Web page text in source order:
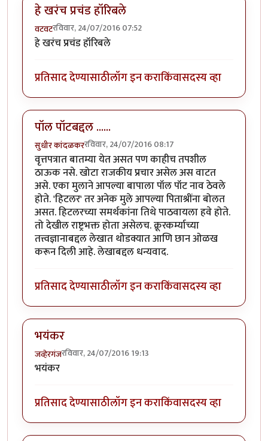
हे खरंच प्रचंड हॉरिबले
वटवटरविवार, 24/07/2016 07:52
हे खरंच प्रचंड हॉरिबले
प्रतिसाद देण्यासाठीलॉग इन कराकिंवासदस्य व्हा
पॉल पॉटबद्दल ......
सुधीर कांदळकररविवार, 24/07/2016 08:17
वृत्तपत्रात बातम्या येत असत पण काहीच तपशील
ठाऊक नसे. खोटा राजकीय प्रचार असेल अस वाटत
असे. एका मुलाने आपल्या बापाला पॉल पॉट नाव ठेवले
होते. 'हिटलर' तर अनेक मुले आपल्या पिताश्रींना बोलत
असत. हिटलरच्या समर्थकांना तिथे पाठवायला हवे होते.
तो देखील राष्ट्रभक्त होता असेलच. क्रूरकर्म्याच्या
तत्त्वज्ञानाबद्दल लेखात थोडक्यात आणि छान ओळख
करून दिली आहे. लेखाबद्दल धन्यवाद.
प्रतिसाद देण्यासाठीलॉग इन कराकिंवासदस्य व्हा
भयंकर
जव्हेरगंजरविवार, 24/07/2016 19:13
भयंकर
प्रतिसाद देण्यासाठीलॉग इन कराकिंवासदस्य व्हा